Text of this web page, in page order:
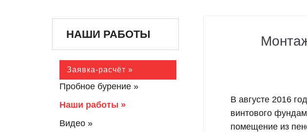
НАШИ РАБОТЫ
Заявка-расчёт »
Пробное бурение »
Наши работы »
Видео »
В августе 2016
винтового
помещение из